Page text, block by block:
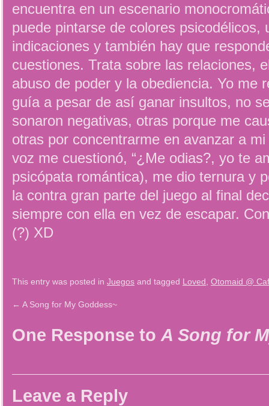
encuentra en un escenario
puede pintarse de colores psicodélicos,
indicaciones y también hay que
cuestiones. Trata sobre las relaciones,
abuso de poder y la obediencia. Yo me
guía a pesar de así ganar insultos, no
sonaron negativas, otras porque me
otras por concentrarme en avanzar a
voz me cuestionó, “¿Me odias?, yo te
psicópata romántica), me dio ternura y
la contra gran parte del juego al final
siempre con ella en vez de escapar.
(?) XD
This entry was posted in Juegos and tagged Loved Otomaid @
← A Song for My Goddess~
One Response to A Song for
Leave a Reply